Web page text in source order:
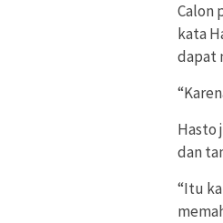
Calon
kata
dapat
Hasto
dan
“Itu